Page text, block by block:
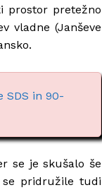
prostor pretežno
vladne (Janševe
SDS in 90-
se je skušalo še
se pridružile tudi